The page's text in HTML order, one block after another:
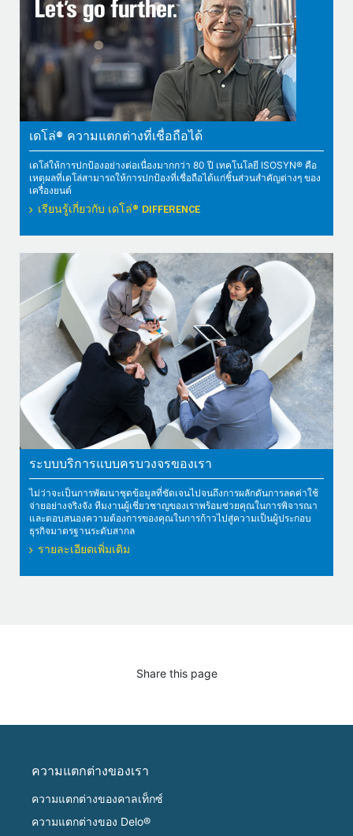
เดโล่® ความแตกต่างที่เชื่อถือได้
เดโล่ให้การปกป้องอย่างต่อเนื่องมากกว่า 80 ปี เทคโนโลยี ISOSYN® คือ
เหตุผลที่เดโล่สามารถให้การปกป้องที่เชื่อถือได้แก่ชิ้นส่วนสำคัญต่างๆ ของ
เครื่องยนต์
เรียนรู้เกี่ยวกับ เดโล่® DIFFERENCE
ระบบบริการแบบครบวงจรของเรา
ไม่ว่าจะเป็นการพัฒนาชุดข้อมูลที่ชัดเจนไปจนถึงการผลักดันการลดค่าใช้
จ่ายอย่างจริงจัง ทีมงานผู้เชี่ยวชาญของเราพร้อมช่วยคุณในการพิจารณา
และตอบสนองความต้องการของคุณในการก้าวไปสู่ความเป็นผู้ประกอบ
ธุรกิจมาตรฐานระดับสากล
รายละเอียดเพิ่มเติม
Share this page
ความแตกต่างของเรา
ความแตกต่างของคาลเท็กซ์
ความแตกต่างของ Delo®